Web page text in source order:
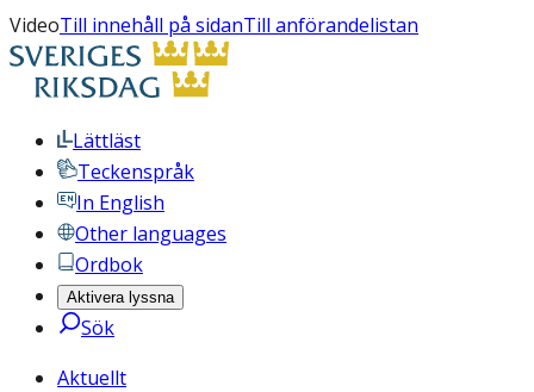
VideoTill innehåll på sidanTill anförandelistan
Lättläst
Teckenspråk
In English
Other languages
Ordbok
Aktivera lyssna
Sök
Aktuellt